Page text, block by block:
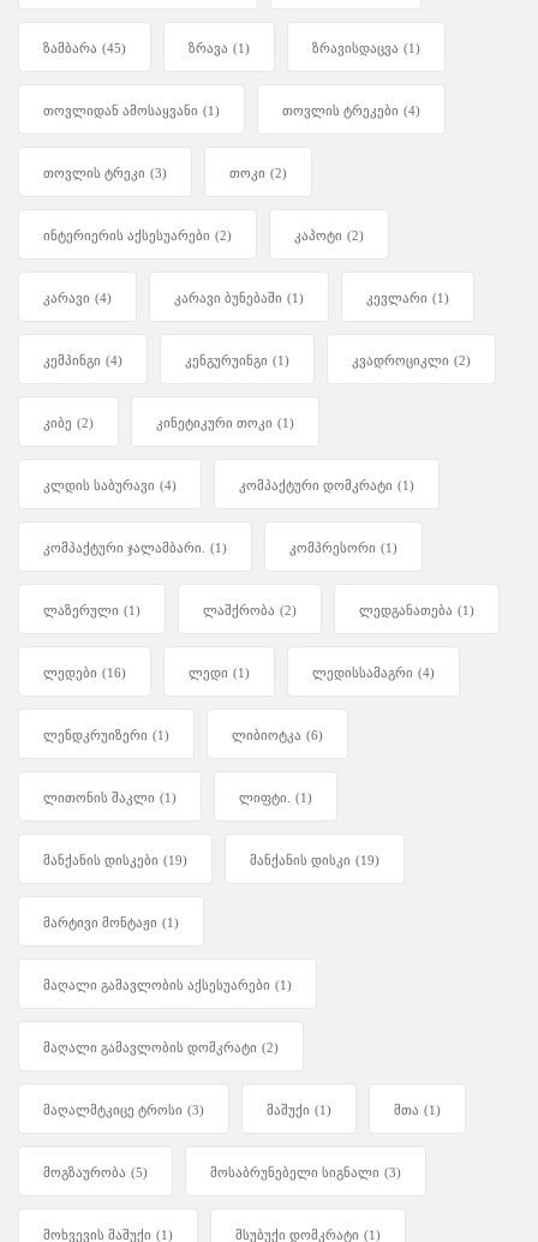
ზამბარა (45) ზრავა (1) ზრავისდაცვა (1)
თოვლიდან ამოსაყვანი (1) თოვლის ტრეკები (4)
თოვლის ტრეკი (3) თოკი (2)
ინტერიერის აქსესუარები (2) კაპოტი (2)
კარავი (4) კარავი ბუნებაში (1) კევლარი (1)
კემპინგი (4) კენგურუინგი (1) კვადროციკლი (2)
კიბე (2) კინეტიკური თოკი (1)
კლდის საბურავი (4) კომპაქტური დომკრატი (1)
კომპაქტური ჯალამბარი. (1) კომპრესორი (1)
ლაზერული (1) ლაშქრობა (2) ლედგანათება (1)
ლედები (16) ლედი (1) ლედისსამაგრი (4)
ლენდკრუიზერი (1) ლიბიოტკა (6)
ლითონის შაკლი (1) ლიფტი. (1)
მანქანის დისკები (19) მანქანის დისკი (19)
მარტივი მონტაჟი (1)
მაღალი გამავლობის აქსესუარები (1)
მაღალი გამავლობის დომკრატი (2)
მაღალმტკიცე ტროსი (3) მაშუქი (1) მთა (1)
მოგზაურობა (5) მოსაბრუნებელი სიგნალი (3)
მოხვევის მაშუქი (1) მსუბუქი დომკრატი (1)